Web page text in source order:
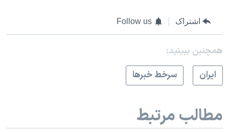
اشتراک Follow us
همچنبن ببینید:
ايران
سرخط خبرها
مطالب مرتبط